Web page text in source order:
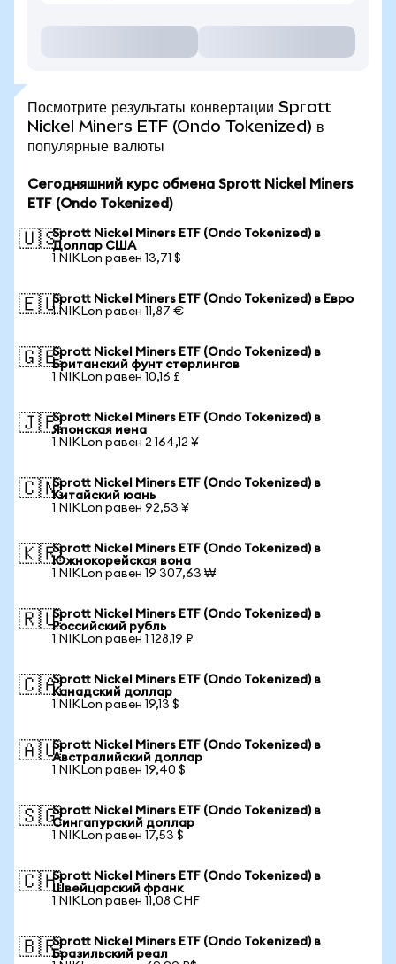
Посмотрите результаты конвертации Sprott
Nickel Miners ETF (Ondo Tokenized) в
популярные валюты
Сегодняшний курс обмена Sprott Nickel Miners
ETF (Ondo Tokenized)
🇺🇸Sprott Nickel Miners ETF (Ondo Tokenized) в
Доллар США
1 NIKLon равен 13,71 $
🇪🇺Sprott Nickel Miners ETF (Ondo Tokenized) в Евро
1 NIKLon равен 11,87 €
🇬🇧Sprott Nickel Miners ETF (Ondo Tokenized) в
Британский фунт стерлингов
1 NIKLon равен 10,16 £
🇯🇵Sprott Nickel Miners ETF (Ondo Tokenized) в
Японская иена
1 NIKLon равен 2 164,12 ¥
🇨🇳Sprott Nickel Miners ETF (Ondo Tokenized) в
Китайский юань
1 NIKLon равен 92,53 ¥
🇰🇷Sprott Nickel Miners ETF (Ondo Tokenized) в
Южнокорейская вона
1 NIKLon равен 19 307,63 ₩
🇷🇺Sprott Nickel Miners ETF (Ondo Tokenized) в
Российский рубль
1 NIKLon равен 1 128,19 ₽
🇨🇦Sprott Nickel Miners ETF (Ondo Tokenized) в
Канадский доллар
1 NIKLon равен 19,13 $
🇦🇺Sprott Nickel Miners ETF (Ondo Tokenized) в
Австралийский доллар
1 NIKLon равен 19,40 $
🇸🇬Sprott Nickel Miners ETF (Ondo Tokenized) в
Сингапурский доллар
1 NIKLon равен 17,53 $
🇨🇭Sprott Nickel Miners ETF (Ondo Tokenized) в
Швейцарский франк
1 NIKLon равен 11,08 CHF
🇧🇷Sprott Nickel Miners ETF (Ondo Tokenized) в
Бразильский реал